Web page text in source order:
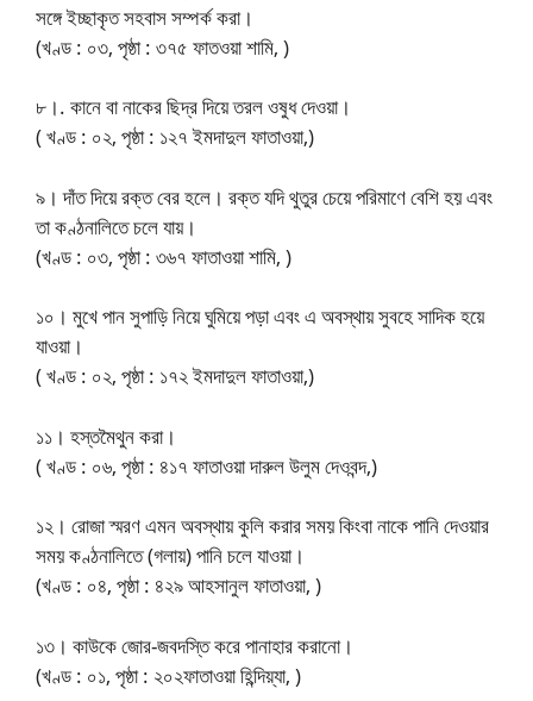
সঙ্গে ইচ্ছাকৃত সহবাস সম্পর্ক করা।
(খণ্ড : ০৩, পৃষ্ঠা : ৩৭৫ ফাতওয়া শামি, )
৮।. কানে বা নাকের ছিদ্র দিয়ে তরল ওষুধ দেওয়া।
( খণ্ড : ০২, পৃষ্ঠা : ১২৭ ইমদাদুল ফাতাওয়া,)
৯। দাঁত দিয়ে রক্ত বের হলে। রক্ত যদি থুতুর চেয়ে পরিমাণে বেশি হয় এবং
তা কণ্ঠনালিতে চলে যায়।
(খণ্ড : ০৩, পৃষ্ঠা : ৩৬৭ ফাতাওয়া শামি, )
১০। মুখে পান সুপাড়ি নিয়ে ঘুমিয়ে পড়া এবং এ অবস্থায় সুবহে সাদিক হয়ে
যাওয়া।
( খণ্ড : ০২, পৃষ্ঠা : ১৭২ ইমদাদুল ফাতাওয়া,)
১১। হস্তমৈথুন করা।
( খণ্ড : ০৬, পৃষ্ঠা : ৪১৭ ফাতাওয়া দারুল উলুম দেওবন্দ,)
১২। রোজা স্মরণ এমন অবস্থায় কুলি করার সময় কিংবা নাকে পানি দেওয়ার
সময় কণ্ঠনালিতে (গলায়) পানি চলে যাওয়া।
(খণ্ড : ০৪, পৃষ্ঠা : ৪২৯ আহসানুল ফাতাওয়া, )
১৩। কাউকে জোর-জবদস্তি করে পানাহার করানো।
(খণ্ড : ০১, পৃষ্ঠা : ২০২ফাতাওয়া হিন্দিয়্যা, )